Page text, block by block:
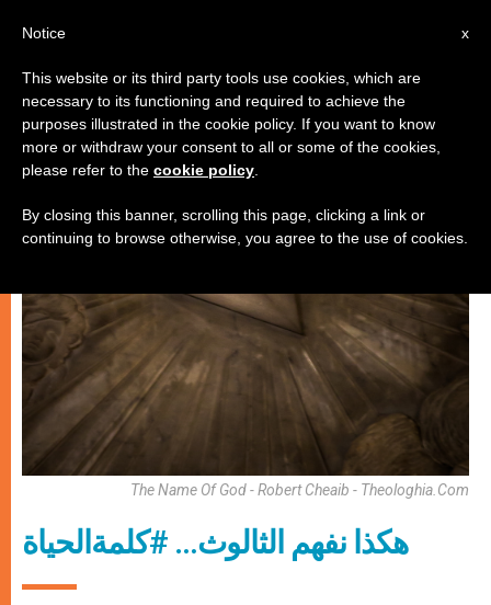
روحانيّة
The Name Of God - Robert Cheaib - Theologhia.com
هكذا نفهم الثالوث… #كلمةالحياة
x
Notice
This website or its third party tools use cookies, which are
necessary to its functioning and required to achieve the
purposes illustrated in the cookie policy. If you want to know
more or withdraw your consent to all or some of the cookies,
please refer to the cookie policy
By closing this banner, scrolling this page, clicking a link or
continuing to browse otherwise, you agree to the use of cookies.